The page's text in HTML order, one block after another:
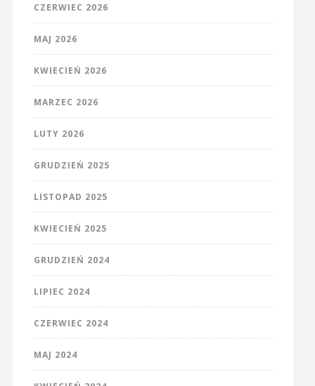
CZERWIEC 2026
MAJ 2026
KWIECIEŃ 2026
MARZEC 2026
LUTY 2026
GRUDZIEŃ 2025
LISTOPAD 2025
KWIECIEŃ 2025
GRUDZIEŃ 2024
LIPIEC 2024
CZERWIEC 2024
MAJ 2024